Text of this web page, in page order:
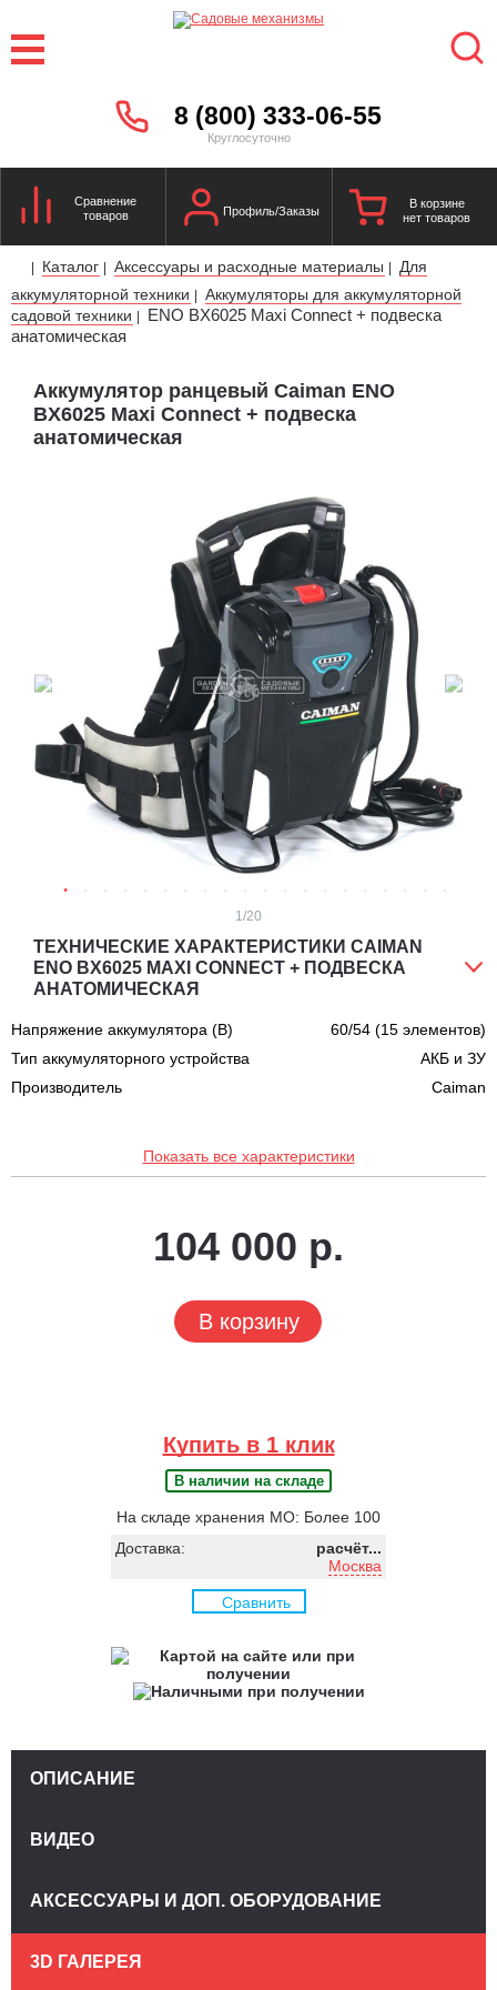
8 (800) 333-06-55
Круглосуточно
Сравнение
товаров
Профиль/Заказы
В корзине
нет товаров
| Каталог | Аксессуары и расходные материалы |
Для
аккумуляторной техники | Аккумуляторы для аккумуляторной
садовой техники |
ENO BX6025 Maxi Connect + подвеска
анатомическая
Аккумулятор ранцевый Caiman ENO
BX6025 Maxi Connect + подвеска
анатомическая
1 /20
ТЕХНИЧЕСКИЕ ХАРАКТЕРИСТИКИ CAIMAN
ENO BX6025 MAXI CONNECT + ПОДВЕСКА
АНАТОМИЧЕСКАЯ
Напряжение аккумулятора (В)
60/54 (15 элементов)
Тип аккумуляторного устройства
АКБ и ЗУ
Производитель
Caiman
Показать все характеристики
104 000 р.
В корзину
Купить в 1 клик
В наличии на складе
На складе хранения МО: Более 100
Доставка:
расчёт...
Москва
Сравнить
ОПИСАНИЕ
ВИДЕО
АКСЕССУАРЫ И ДОП. ОБОРУДОВАНИЕ
3D ГАЛЕРЕЯ